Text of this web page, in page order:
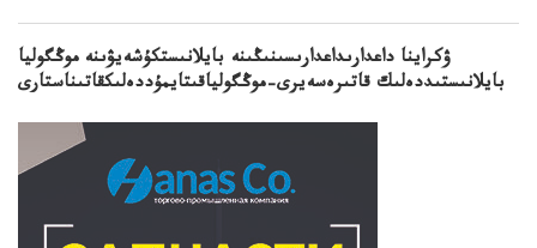
ۋكراينا داعدارىداعدارىسىنىڭىنە بايلانىستكۇشەيۋىنە موڭگوليا
بايلانىستىددەلىك قاتىرەسەيرى–موڭگولياقىتايمۇددەلىكقاتىناستارى